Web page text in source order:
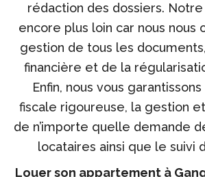
rédaction des dossiers.
encore plus loin car nous nous
gestion de tous les
financière et de la
Enfin, nous vous
fiscale rigoureuse, la gestion
de n’importe quelle demande
locataires ainsi que le suivi
Louer son appartement à